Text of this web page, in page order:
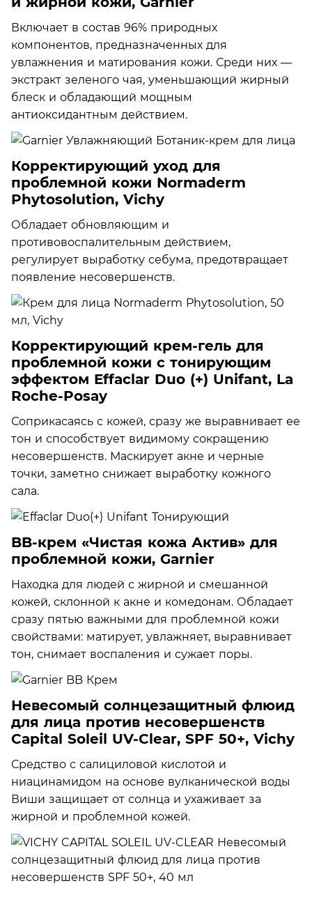
Включает в состав 96% природных
компонентов, предназначенных для
увлажнения и матирования кожи. Среди них —
экстракт зеленого чая, уменьшающий жирный
блеск и обладающий мощным
антиоксидантным действием.
Корректирующий уход для
проблемной кожи Normaderm
Phytosolution, Vichy
Обладает обновляющим и
противовоспалительным действием,
регулирует выработку себума, предотвращает
появление несовершенств.
Корректирующий крем-гель для
проблемной кожи с тонирующим
эффектом Effaclar Duo (+) Unifant, La
Roche-Posay
Соприкасаясь с кожей, сразу же выравнивает ее
тон и способствует видимому сокращению
несовершенств. Маскирует акне и черные
точки, заметно снижает выработку кожного
сала.
BB-крем «Чистая кожа Актив» для
проблемной кожи, Garnier
Находка для людей с жирной и смешанной
кожей, склонной к акне и комедонам. Обладает
сразу пятью важными для проблемной кожи
свойствами: матирует, увлажняет, выравнивает
тон, снимает воспаления и сужает поры.
Невесомый солнцезащитный флюид
для лица против несовершенств
Capital Soleil UV-Clear, SPF 50+, Vichy
Средство с салициловой кислотой и
ниацинамидом на основе вулканической воды
Виши защищает от солнца и ухаживает за
жирной и проблемной кожей.